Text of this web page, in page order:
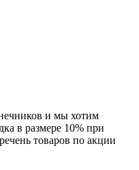
и мы хотим
в размере 10% при
товаров по акции